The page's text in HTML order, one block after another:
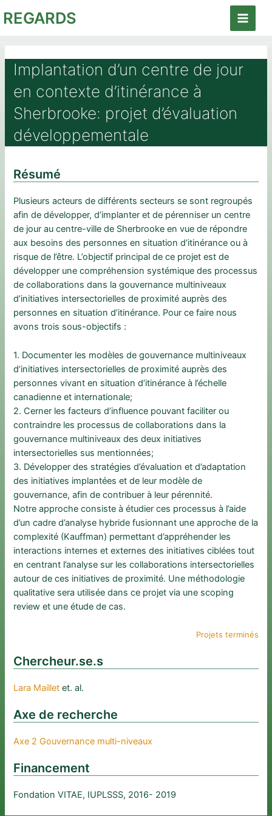
auREGARDS
Main
Implantation d’un centre de jour
en contexte d’itinérance à
Sherbrooke: projet d’évaluation
développementale
Résumé
Plusieurs acteurs de différents secteurs se sont regroupés
afin de développer, d’implanter et de pérenniser un centre
de jour au centre-ville de Sherbrooke en vue de répondre
aux besoins des personnes en situation d’itinérance ou à
risque de l’être. L’objectif principal de ce projet est de
développer une compréhension systémique des processus
de collaborations dans la gouvernance multiniveaux
d’initiatives intersectorielles de proximité auprès des
personnes en situation d’itinérance. Pour ce faire nous
avons trois sous-objectifs :
1. Documenter les modèles de gouvernance multiniveaux
d’initiatives intersectorielles de proximité auprès des
personnes vivant en situation d’itinérance à l’échelle
canadienne et internationale;
2. Cerner les facteurs d’influence pouvant faciliter ou
contraindre les processus de collaborations dans la
gouvernance multiniveaux des deux initiatives
intersectorielles sus mentionnées;
3. Développer des stratégies d’évaluation et d’adaptation
des initiatives implantées et de leur modèle de
gouvernance, afin de contribuer à leur pérennité.
Notre approche consiste à étudier ces processus à l’aide
d’un cadre d’analyse hybride fusionnant une approche de la
complexité (Kauffman) permettant d’appréhender les
interactions internes et externes des initiatives ciblées tout
en centrant l’analyse sur les collaborations intersectorielles
autour de ces initiatives de proximité. Une méthodologie
qualitative sera utilisée dans ce projet via une scoping
review et une étude de cas.
Projets terminés
Chercheur.se.s
Lara Maillet et. al.
Axe de recherche
Axe 2 Gouvernance multi-niveaux
Financement
Fondation VITAE, IUPLSSS, 2016- 2019